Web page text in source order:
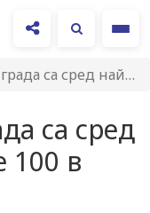
най-посещаваните 100 в света
са сред
100 в